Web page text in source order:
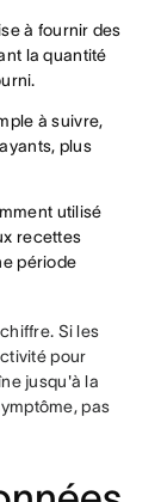
à fournir des
la quantité
à suivre,
plus
utilisé
recettes
période
Si les
pour
jusqu'à la
pas